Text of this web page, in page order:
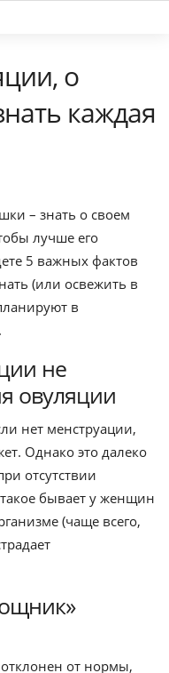
о
каждая
– знать о своем
лучше его
5 важных фактов
(или освежить в
в
не
овуляции
нет менструации,
Однако это далеко
отсутствии
бывает у женщин
(чаще всего,
от нормы,